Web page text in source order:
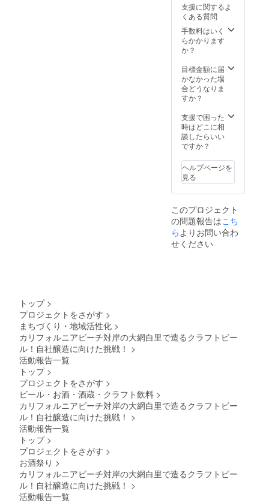
内のイ
ベント
スペー
ス、24
定）
※詳細の
住所は
て共有
します
・支援
者様の
や滞在
費：支
援者様
の交通
在費は
各自で
ご負担
くださ
い。 ・
す。
お部屋
の概
要：洋
室 ・
台、4寝
室 ・食
事の
ン：素
泊まり
・宿泊
可能人
様まで
宿泊可
能（9名
様以降
費用が
かかり
ます）
・有効
期限
プロ
ただき
ます。
後に出
来上が
りま
す） 全
にして
お渡し
致しと
などは
別途掛
かりま
す。缶
ルデザ
インは
別途費
用が掛
商標権
などは
費用負
担して
頂く事
なりま
くださ
い。
ビール
の取り
Nest
Sessio
n IPAを
両方を
お楽し
だける
贅沢な
飲み比
べセッ
す。 ★
お礼の
メッ
セージ
オリジ
ナルス
テッ
カー 1
歳未満
の方へ
の酒類
の提供
はでき
支援に関するよ
くある質問
手数料はいく
らかかります
か？
目標金額に届
かなかった場
合どうなりま
すか？
支援で困った
時はどこに相
談したらいい
ですか？
ヘルプページを
見る
このプロジェクト
の問題報告はこち
ら よりお問い合わ
せください
トップ >
プロジェクトをさがす >
まちづくり・地域活性化 >
カリフォルニアビーチ対岸の大網白里で造るクラフトビー
ル！自社醸造に向けた挑戦！ >
活動報告一覧
トップ >
プロジェクトをさがす >
ビール・お酒・酒蔵・クラフト飲料 >
カリフォルニアビーチ対岸の大網白里で造るクラフトビー
ル！自社醸造に向けた挑戦！ >
活動報告一覧
トップ >
プロジェクトをさがす >
お酒祭り >
カリフォルニアビーチ対岸の大網白里で造るクラフトビー
ル！自社醸造に向けた挑戦！ >
活動報告一覧